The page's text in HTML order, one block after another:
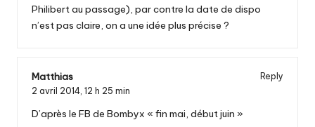
Philibert au passage), par contre la date de dispo
n’est pas claire, on a une idée plus précise ?
Matthias
Reply
2 avril 2014, 12 h 25 min
D’après le FB de Bombyx « fin mai, début juin »